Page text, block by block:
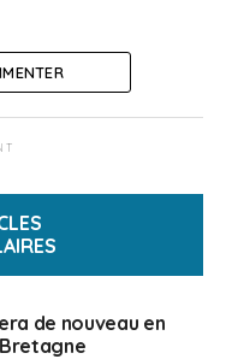
de nouveau en